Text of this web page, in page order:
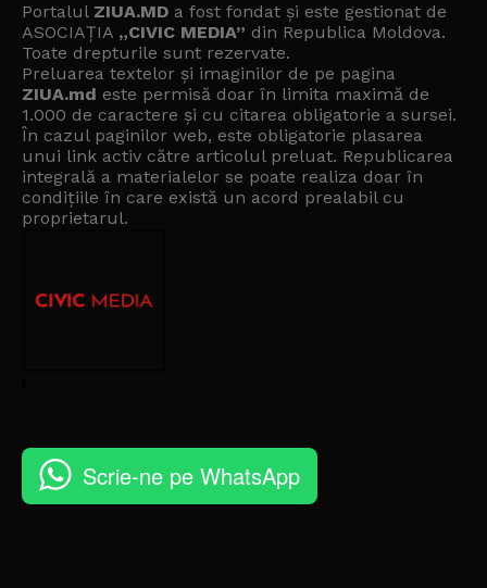
Portalul ZIUA.MD a fost fondat și este gestionat de
ASOCIAȚIA „CIVIC MEDIA” din Republica Moldova.
Toate drepturile sunt rezervate.
Preluarea textelor și imaginilor de pe pagina
ZIUA.md este permisă doar în limita maximă de
1.000 de caractere și cu citarea obligatorie a sursei.
În cazul paginilor web, este obligatorie plasarea
unui link activ către articolul preluat. Republicarea
integrală a materialelor se poate realiza doar în
condițiile în care există un acord prealabil cu
proprietarul.
Scrie-ne pe WhatsApp